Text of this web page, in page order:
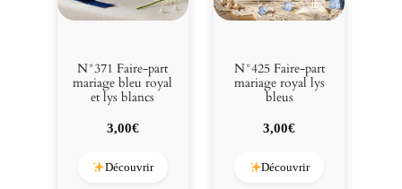
N°371 Faire-part
mariage bleu royal
et lys blancs
3,00€
Découvrir
N°425 Faire-part
mariage royal lys
bleus
3,00€
Découvrir